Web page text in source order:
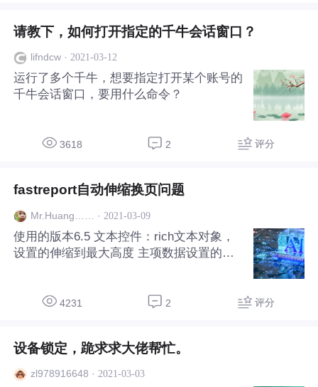
L, 0, 0, 0, DEFAULT_CHARSET, OUT_DEF
AULT_PRECIS, CLIP_DEFAULT_PRECIS,
DEFAULT
请教下，如何打开指定的千牛会话窗口？
lifndcw· 2021-03-12
运行了多个千牛，想要指定打开某个账号的
千牛会话窗口，要用什么命令？
3618 2 评分
fastreport自动伸缩换页问题
Mr.Huang…… · 2021-03-09
使用的版本6.5 文本控件：rich文本对象，
设置的伸缩到最大高度 主项数据设置的不
行多余出来的部分应该打印在第二页里面，
4231 2 评分
设备锁定，跪求求大佬帮忙。
zl978916648 · 2021-03-03